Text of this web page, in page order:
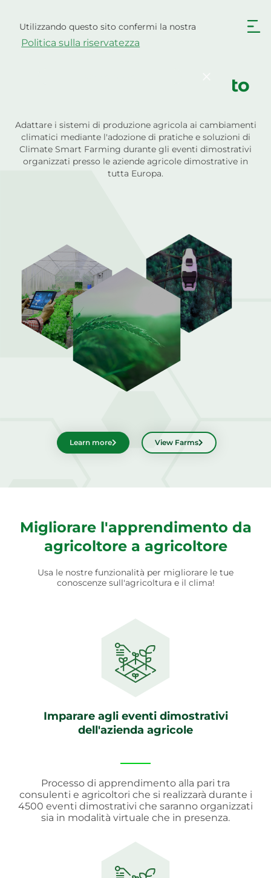
Utilizzando questo sito confermi la nostra
Politica sulla riservatezza
contenuto
Italiano
Nederlands
Suomi Français
Deutsch Ελληνικά
Magyar
Srpski jezikSlovenčina
SlovenščinaEspañol
Svenska
Benvenuto nel progetto
Adattare i sistemi di produzione agricola ai cambiamenti
climatici mediante l'adozione di pratiche e soluzioni di
Climate Smart Farming durante gli eventi dimostrativi
organizzati presso le aziende agricole dimostrative in
tutta Europa.
Learn more View Farms
Migliorare l'apprendimento da
agricoltore a agricoltore
Usa le nostre funzionalità per migliorare le tue
conoscenze sull'agricoltura e il clima!
Imparare agli eventi dimostrativi
dell'azienda agricole
Processo di apprendimento alla pari tra
consulenti e agricoltori che si realizzarà durante i
4500 eventi dimostrativi che saranno organizzati
sia in modalità virtuale che in presenza.